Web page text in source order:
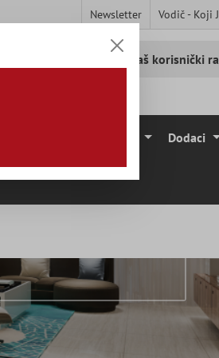
Newsletter Vodič - Koji
Vaš korisnički
Dodaci